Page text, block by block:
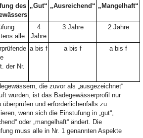
des „Gut“ „Ausreichend“ „Mangelhaft“
alle
4
Jahre
3 Jahre 2 Jahre
der Nr.
a bis f a bis f a bis f
die zuvor als „ausgezeichnet“
wurden, ist das Badegewässerprofil nur
überprüfen und erforderlichenfalls zu
wenn sich die Einstufung in „gut“,
oder „mangelhaft“ ändert. Die
muss alle in Nr. 1 genannten Aspekte